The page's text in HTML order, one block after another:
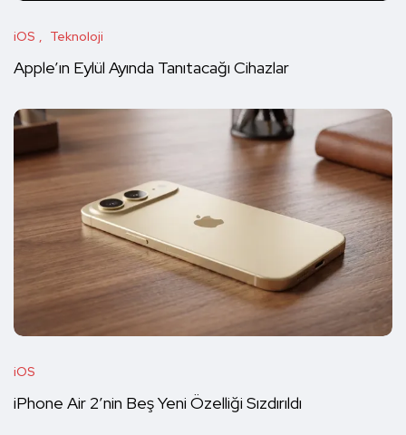
iOS Teknoloji
Apple’ın Eylül Ayında Tanıtacağı Cihazlar
iOS
iPhone Air 2’nin Beş Yeni Özelliği Sızdırıldı